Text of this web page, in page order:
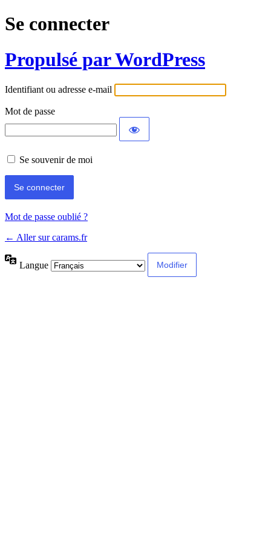
Se connecter
Propulsé par WordPress
Identifiant ou adresse e-mail
Mot de passe
Se souvenir de moi
Mot de passe oublié ?
← Aller sur carams.fr
Langue